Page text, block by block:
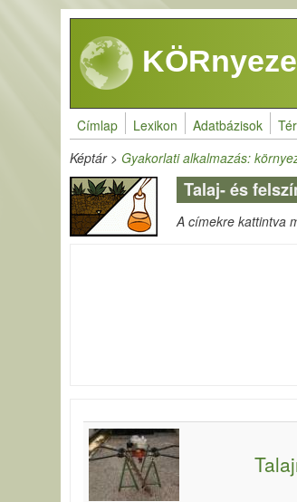
Ugrás a tartalomra
Címlap Lexikon Adatbázisok
Képtár>Gyakorlati alkalmazás:
Talaj- és
A címekre kattintva